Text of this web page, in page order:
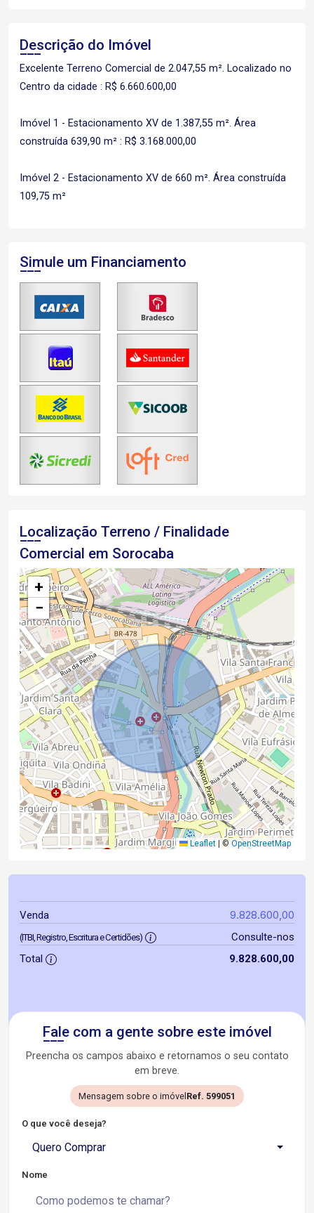
Descrição do Imóvel
Excelente Terreno Comercial de 2.047,55 m². Localizado no
Centro da cidade : R$ 6.660.600,00
Imóvel 1 - Estacionamento XV de 1.387,55 m². Área
construída 639,90 m² : R$ 3.168.000,00
Imóvel 2 - Estacionamento XV de 660 m². Área construída
109,75 m²
Simule um Financiamento
Localização Terreno / Finalidade
Comercial em Sorocaba
+
−
Leaflet © OpenStreetMap
Venda 9.828.600,00
(ITBI, Registro, Escritura e Certidões)
Consulte-nos
Total
9.828.600,00
Fale com a gente sobre este imóvel
Preencha os campos abaixo e retornamos o seu contato
em breve.
Mensagem sobre o imóvel Ref. 599051
O que você deseja?
Quero Comprar
Nome